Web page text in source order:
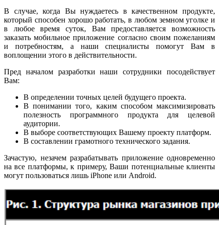
В случае, когда Вы нуждаетесь в качественном продукте,
который способен хорошо работать, в любом земном уголке и
в любое время суток, Вам предоставляется возможность
заказать мобильное приложение согласно своим пожеланиям
и потребностям, а наши специалисты помогут Вам в
воплощении этого в действительности.
Пред началом разработки наши сотрудники посодействует
Вам:
В определении точных целей будущего проекта.
В понимании того, каким способом максимизировать
полезность программного продукта для целевой
аудитории.
В выборе соответствующих Вашему проекту платформ.
В составлении грамотного технического задания.
Зачастую, незачем разрабатывать приложение одновременно
на все платформы, к примеру, Ваши потенциальные клиенты
могут пользоваться лишь iPhone или Android.